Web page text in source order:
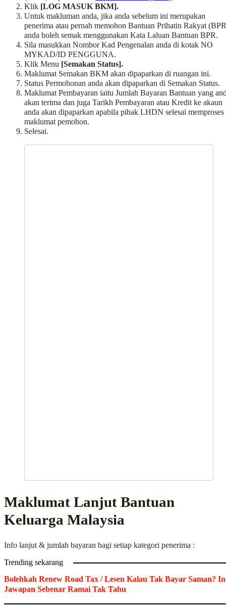
Klik [LOG MASUK BKM].
Untuk makluman anda, jika anda sebelum ini merupakan
penerima atau pernah memohon Bantuan Prihatin Rakyat
anda boleh semak menggunakan Kata Laluan Bantuan BPR.
Sila masukkan Nombor Kad Pengenalan anda di kotak NO
MYKAD/ID PENGGUNA.
Klik Menu [Semakan Status].
Maklumat Semakan BKM akan dipaparkan di ruangan ini.
Status Permohonan anda akan dipaparkan di Semakan Status.
Maklumat Pembayaran iaitu Jumlah Bayaran Bantuan yang
akan terima dan juga Tarikh Pembayaran atau Kredit ke akaun
anda akan dipaparkan apabila pihak LHDN selesai memproses
maklumat pemohon.
Selesai.
Maklumat Lanjut Bantuan
Keluarga Malaysia
Info lanjut & jumlah bayaran bagi setiap kategori penerima :
Trending sekarang
Bolehkah Renew Road Tax / Lesen Kalau Tak Bayar Saman?
Jawapan Sebenar Ramai Tak Tahu